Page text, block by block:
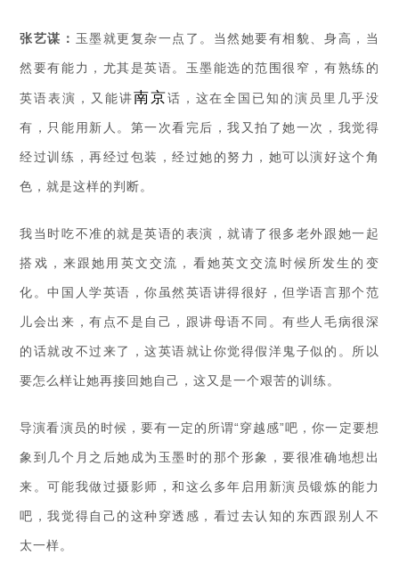
张艺谋： 玉墨就更复杂一点了。当然她要有相貌、身高，当
然要有能力，尤其是英语。玉墨能选的范围很窄，有熟练的
英语表演，又能讲南京话，这在全国已知的演员里几乎没
有，只能用新人。第一次看完后，我又拍了她一次，我觉得
经过训练，再经过包装，经过她的努力，她可以演好这个角
色，就是这样的判断。
我当时吃不准的就是英语的表演，就请了很多老外跟她一起
搭戏，来跟她用英文交流，看她英文交流时候所发生的变
化。中国人学英语，你虽然英语讲得很好，但学语言那个范
儿会出来，有点不是自己，跟讲母语不同。有些人毛病很深
的话就改不过来了，这英语就让你觉得假洋鬼子似的。所以
要怎么样让她再接回她自己，这又是一个艰苦的训练。
导演看演员的时候，要有一定的所谓“穿越感”吧，你一定要想
象到几个月之后她成为玉墨时的那个形象，要很准确地想出
来。可能我做过摄影师，和这么多年启用新演员锻炼的能力
吧，我觉得自己的这种穿透感，看过去认知的东西跟别人不
太一样。